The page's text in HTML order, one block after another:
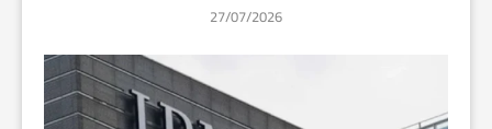
27/07/2026